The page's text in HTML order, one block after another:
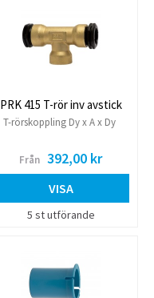
PRK 415 T-rör inv avstick
T-rörskoppling Dy x A x Dy
Från 392,00 kr
VISA
5 st utförande